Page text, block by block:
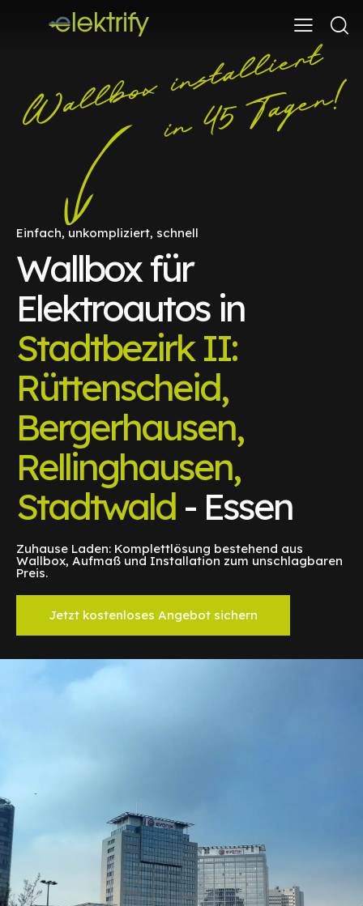
Einfach, unkompliziert, schnell
Wallbox für
Elektroautos in
Stadtbezirk II:
Rüttenscheid,
Bergerhausen,
Rellinghausen,
Stadtwald - Essen
Zuhause Laden: Komplettlösung bestehend aus
Wallbox, Aufmaß und Installation zum unschlagbaren
Preis.
Jetzt kostenloses Angebot sichern